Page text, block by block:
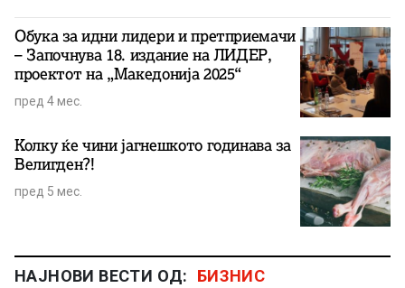
Обука за идни лидери и претприемачи
– Започнува 18. издание на ЛИДЕР,
проектот на „Македонија 2025“
пред 4 мес.
Колку ќе чини јагнешкото годинава за
Велигден?!
пред 5 мес.
НАЈНОВИ ВЕСТИ ОД: БИЗНИС